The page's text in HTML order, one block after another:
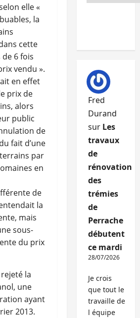
elle «
la
cette
6 fois
vendu ».
en effet
prix de
alors
public
de
fait d’une
par
en
de
la
mais
sous-
du prix
la
une
ayant
2013.
Fred
Durand
sur Les
travaux
de
rénovation
des
trémies
de
Perrache
débutent
ce mardi
28/07/2026
Je crois
que tout le
travaille de
l équipe